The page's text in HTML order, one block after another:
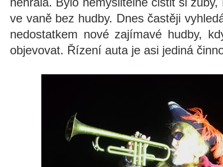
ve vaně bez hudby. Dnes častěji
nedostatkem nové zajímavé hudby,
objevovat. Řízení auta je asi jediná